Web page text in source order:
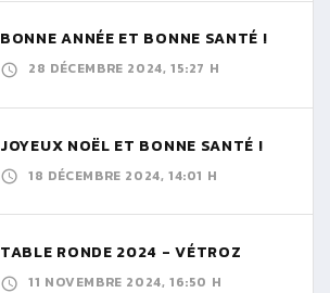
BONNE ANNÉE ET BONNE SANTÉ !
28 DÉCEMBRE 2024, 15:27 H
JOYEUX NOËL ET BONNE SANTÉ !
18 DÉCEMBRE 2024, 14:01 H
TABLE RONDE 2024 - VÉTROZ
11 NOVEMBRE 2024, 16:50 H